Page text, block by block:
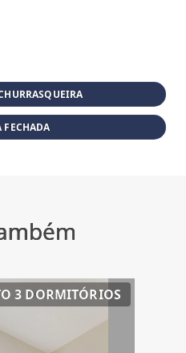
FECHADA
3 DORMITÓRIOS